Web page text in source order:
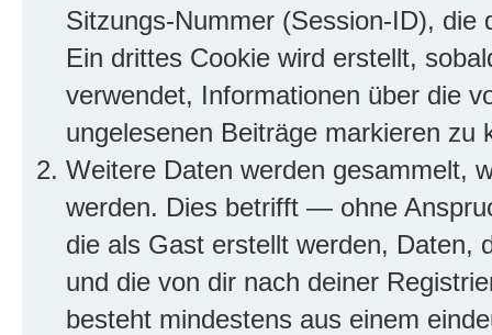
Sitzungs-Nummer (Session-ID), die
Ein drittes Cookie wird erstellt,
verwendet, Informationen über die
ungelesenen Beiträge markieren zu
Weitere Daten werden gesammelt,
werden. Dies betrifft — ohne
die als Gast erstellt werden, Daten,
und die von dir nach deiner
besteht mindestens aus einem